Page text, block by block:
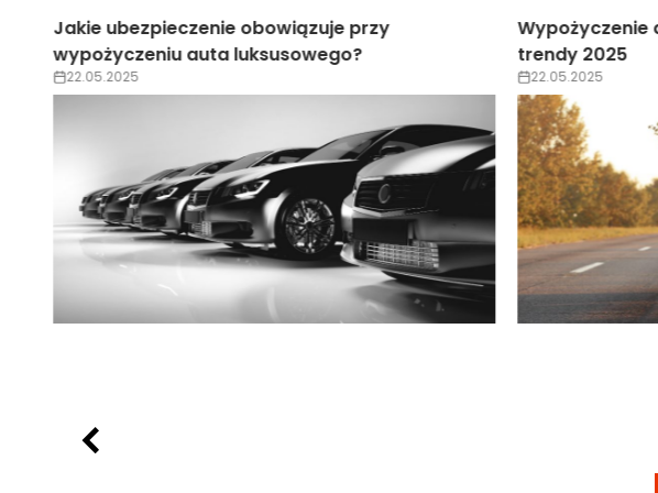
Wypożyczenie auta luksusowego na wesele –
trendy 2025
22.05.2025
Jak
po kroku?
22.05.2025